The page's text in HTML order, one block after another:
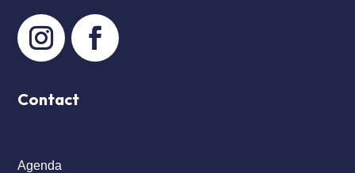
Contact
Agenda